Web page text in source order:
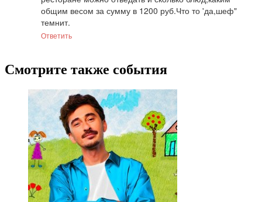
общим весом за сумму в 1200 руб.Что то 'да,шеф"
темнит.
Ответить
Смотрите также события